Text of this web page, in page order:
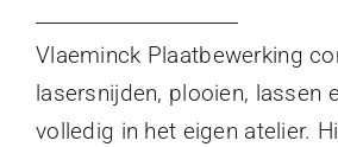
Vlaeminck Plaatbewerking
lasersnijden, plooien, lassen
volledig in het eigen atelier.